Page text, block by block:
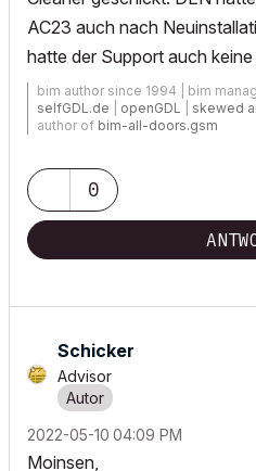
AC23 auch nach
hatte der Support auch
bim author since 1994 | bim
selfGDL.de
openGDL skewed
author of bim-all-doors.gsm
0
Schicker
Advisor
‎2022-05-10 04:09 PM
Moinsen,